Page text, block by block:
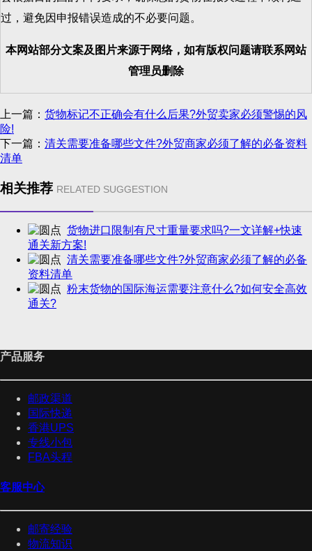
过，避免因申报错误造成的不必要问题。
本网站部分文案及图片来源于网络，如有版权问题请联系网站
管理员删除
上一篇： 货物标记不正确会有什么后果?外贸卖家必须警惕的风
险!
下一篇： 清关需要准备哪些文件?外贸商家必须了解的必备资料
清单
相关推荐 RELATED SUGGESTION
货物进口限制有尺寸重量要求吗?一文详解+快速
通关新方案!
清关需要准备哪些文件?外贸商家必须了解的必备
资料清单
粉末货物的国际海运需要注意什么?如何安全高效
通关?
产品服务
邮政渠道
国际快递
香港UPS
专线小包
FBA头程
客服中心
邮寄经验
物流知识